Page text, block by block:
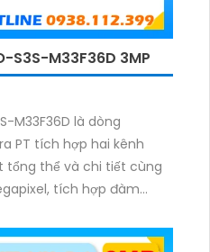
S3S-M33F36D 3MP
M33F36D là dòng
PT tích hợp hai kênh
tổng thể và chi tiết cùng
tích hợp đàm